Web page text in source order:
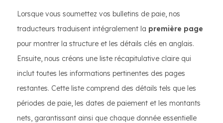
Lorsque vous soumettez vos bulletins de paie, nos
traducteurs traduisent intégralement la première page
pour montrer la structure et les détails clés en anglais.
Ensuite, nous créons une liste récapitulative claire qui
inclut toutes les informations pertinentes des pages
restantes. Cette liste comprend des détails tels que les
périodes de paie, les dates de paiement et les montants
nets, garantissant ainsi que chaque donnée essentielle